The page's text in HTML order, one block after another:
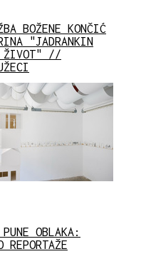
BOŽENE KONČIĆ
"JADRANKIN
ŽIVOT" //
OBLAKA:
REPORTAŽE